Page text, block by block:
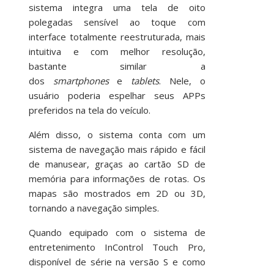
sistema integra uma tela de oito
polegadas sensível ao toque com
interface totalmente reestruturada, mais
intuitiva e com melhor resolução,
bastante similar a
dos smartphonese tablets. Nele, o
usuário poderia espelhar seus APPs
preferidos na tela do veículo.
Além disso, o sistema conta com um
sistema de navegação mais rápido e fácil
de manusear, graças ao cartão SD de
memória para informações de rotas. Os
mapas são mostrados em 2D ou 3D,
tornando a navegação simples.
Quando equipado com o sistema de
entretenimento InControl Touch Pro,
disponível de série na versão S e como